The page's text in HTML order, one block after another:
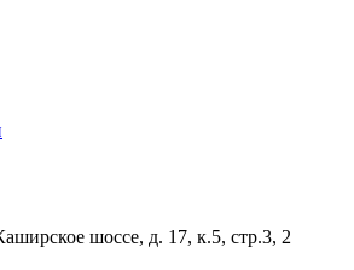
шоссе, д. 17, к.5, стр.3, 2